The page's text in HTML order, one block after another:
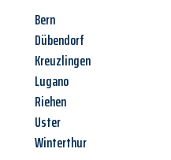
Bern
Dübendorf
Kreuzlingen
Lugano
Riehen
Uster
Winterthur